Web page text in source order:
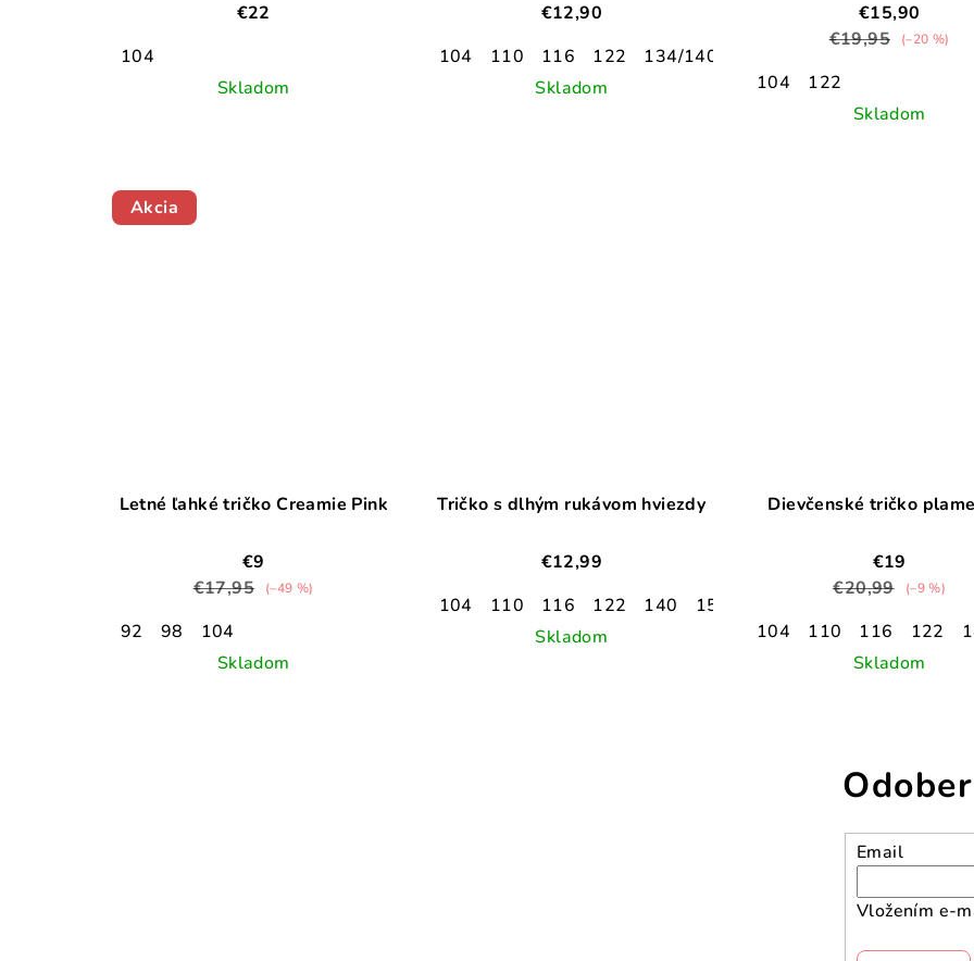
€22
104
Skladom
€12,90
104
110 116 122
134/140
Skladom
€15,90
€19,95
(–20 %)
104
122
Skladom
Akcia
Letné ľahké tričko Creamie Pink
€9
€17,95
(–49 %)
92 98
104
Skladom
Tričko s dlhým rukávom hviezdy
€12,99
104
110 116 122 140
152
Skladom
Dievčenské tričko
€19
€20,99
(–9 %)
104 110 116 122
Skladom
Email
Vložením e-